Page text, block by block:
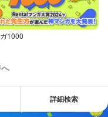
1000
詳細検索